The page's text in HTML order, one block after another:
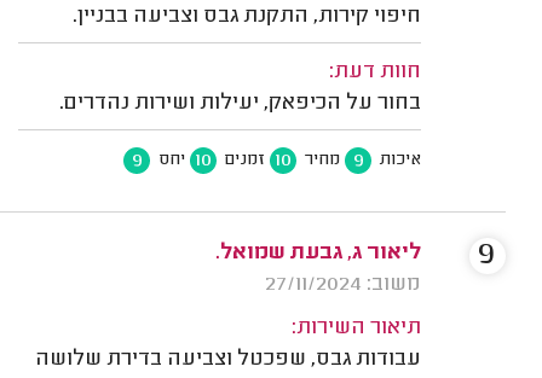
חיפוי קירות, התקנת גבס וצביעה בבניין.
חוות דעת:
בחור על הכיפאק, יעילות ושירות נהדרים.
איכות 9 מחיר 10 זמנים 10 יחס 9
ליאור ג, גבעת שמואל.
משוב: 27/11/2024
תיאור השירות:
עבודות גבס, שפכטל וצביעה בדירת שלושה
9